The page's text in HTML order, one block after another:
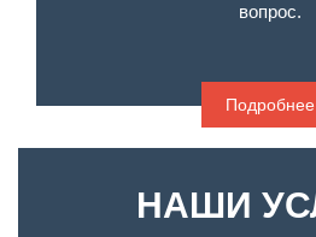
вопрос.
Подробнее
НАШИ